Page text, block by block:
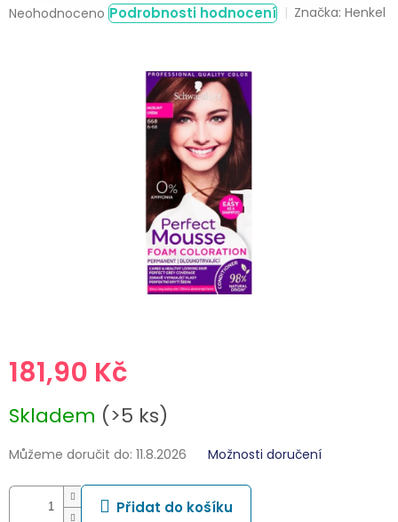
Průměrné
Neohodnoceno Podrobnosti hodnocení Značka:Henkel
181,90 Kč
cena:
Skladem (>5 ks)
Můžeme doručit do: 11.8.2026 Možnosti doručení
Přidat do košíku